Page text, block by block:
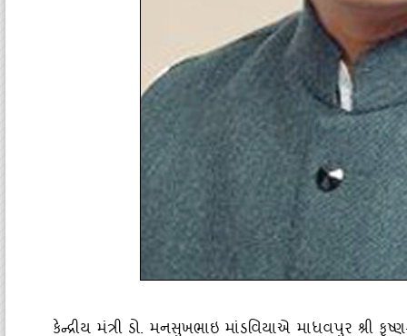
કેન્‍દ્રીય મંત્રી ડો. મનસુખભાઇ માંડવિયાએ માધવપુર શ્રી